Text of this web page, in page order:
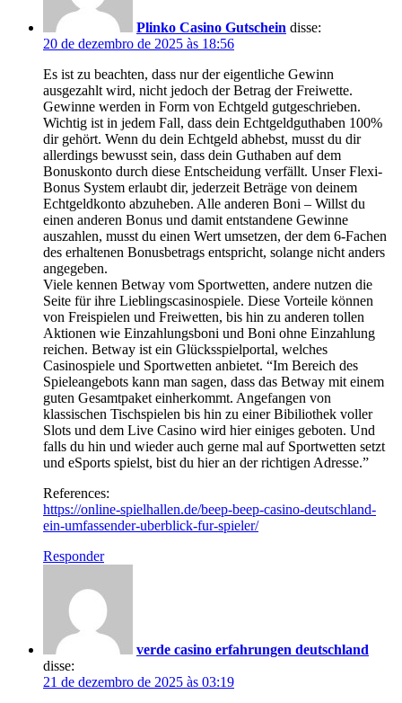
Plinko Casino Gutschein disse:
20 de dezembro de 2025 às 18:56
Es ist zu beachten, dass nur der eigentliche Gewinn
ausgezahlt wird, nicht jedoch der Betrag der Freiwette.
Gewinne werden in Form von Echtgeld gutgeschrieben.
Wichtig ist in jedem Fall, dass dein Echtgeldguthaben 100%
dir gehört. Wenn du dein Echtgeld abhebst, musst du dir
allerdings bewusst sein, dass dein Guthaben auf dem
Bonuskonto durch diese Entscheidung verfällt. Unser Flexi-
Bonus System erlaubt dir, jederzeit Beträge von deinem
Echtgeldkonto abzuheben. Alle anderen Boni – Willst du
einen anderen Bonus und damit entstandene Gewinne
auszahlen, musst du einen Wert umsetzen, der dem 6-Fachen
des erhaltenen Bonusbetrags entspricht, solange nicht anders
angegeben.
Viele kennen Betway vom Sportwetten, andere nutzen die
Seite für ihre Lieblingscasinospiele. Diese Vorteile können
von Freispielen und Freiwetten, bis hin zu anderen tollen
Aktionen wie Einzahlungsboni und Boni ohne Einzahlung
reichen. Betway ist ein Glücksspielportal, welches
Casinospiele und Sportwetten anbietet. “Im Bereich des
Spieleangebots kann man sagen, dass das Betway mit einem
guten Gesamtpaket einherkommt. Angefangen von
klassischen Tischspielen bis hin zu einer Bibiliothek voller
Slots und dem Live Casino wird hier einiges geboten. Und
falls du hin und wieder auch gerne mal auf Sportwetten setzt
und eSports spielst, bist du hier an der richtigen Adresse.”
References:
https://online-spielhallen.de/beep-beep-casino-deutschland-
ein-umfassender-uberblick-fur-spieler/
Responder
verde casino erfahrungen deutschland
disse:
21 de dezembro de 2025 às 03:19